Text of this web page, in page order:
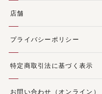
店舗
プライバシーポリシー
特定商取引法に基づく表示
お問い合わせ（オンライン）